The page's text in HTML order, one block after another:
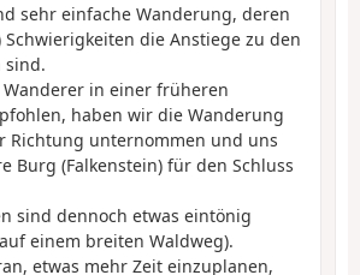
sehr einfache Wanderung, deren
Schwierigkeiten die Anstiege zu den
sind.
Wanderer in einer früheren
haben wir die Wanderung
Richtung unternommen und uns
Burg (Falkenstein) für den Schluss
sind dennoch etwas eintönig
einem breiten Waldweg).
etwas mehr Zeit einzuplanen,